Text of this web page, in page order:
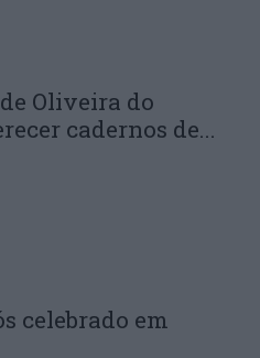
Oliveira do
cadernos de...
celebrado em